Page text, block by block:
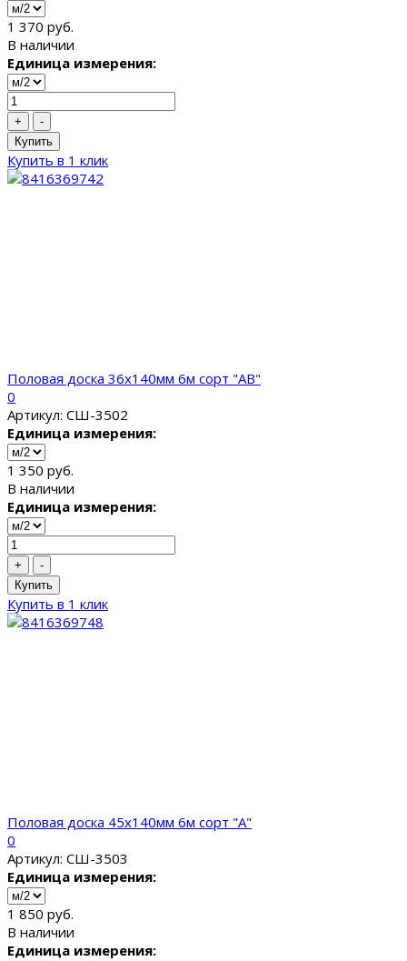
1 370 руб.
В наличии
Единица измерения:
+
-
Купить
Купить в 1 клик
Половая доска 36x140мм 6м сорт "AB"
0
Артикул: СШ-3502
Единица измерения:
1 350 руб.
В наличии
Единица измерения:
+
-
Купить
Купить в 1 клик
Половая доска 45x140мм 6м сорт "A"
0
Артикул: СШ-3503
Единица измерения:
1 850 руб.
В наличии
Единица измерения: